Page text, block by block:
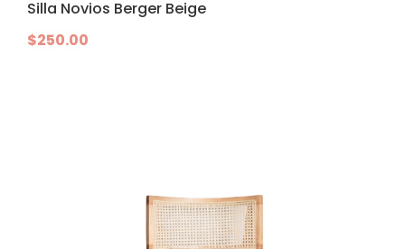
Silla Novios Berger Beige
$250.00